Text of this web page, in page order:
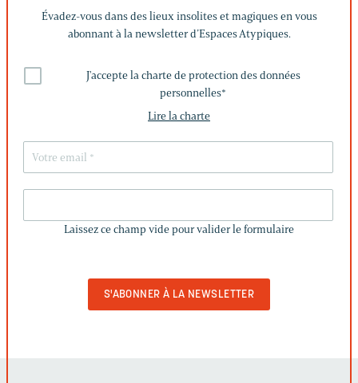
Évadez-vous dans des lieux insolites et magiques en vous
abonnant à la newsletter d’Espaces Atypiques.
J'accepte la charte de protection des données
personnelles*
Lire la charte
CHAMP
Laissez ce champ vide pour valider le formulaire